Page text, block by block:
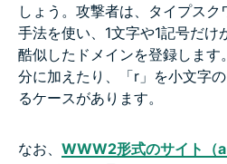
しょう。攻撃者は、タイプス
手法を使い、1文字や1記号だけ
酷似したドメインを登録します
分に加えたり、「r」を小文字
るケースがあります。
なお、 WWW2形式のサイト